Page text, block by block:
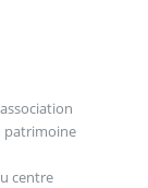
patrimoine
centre